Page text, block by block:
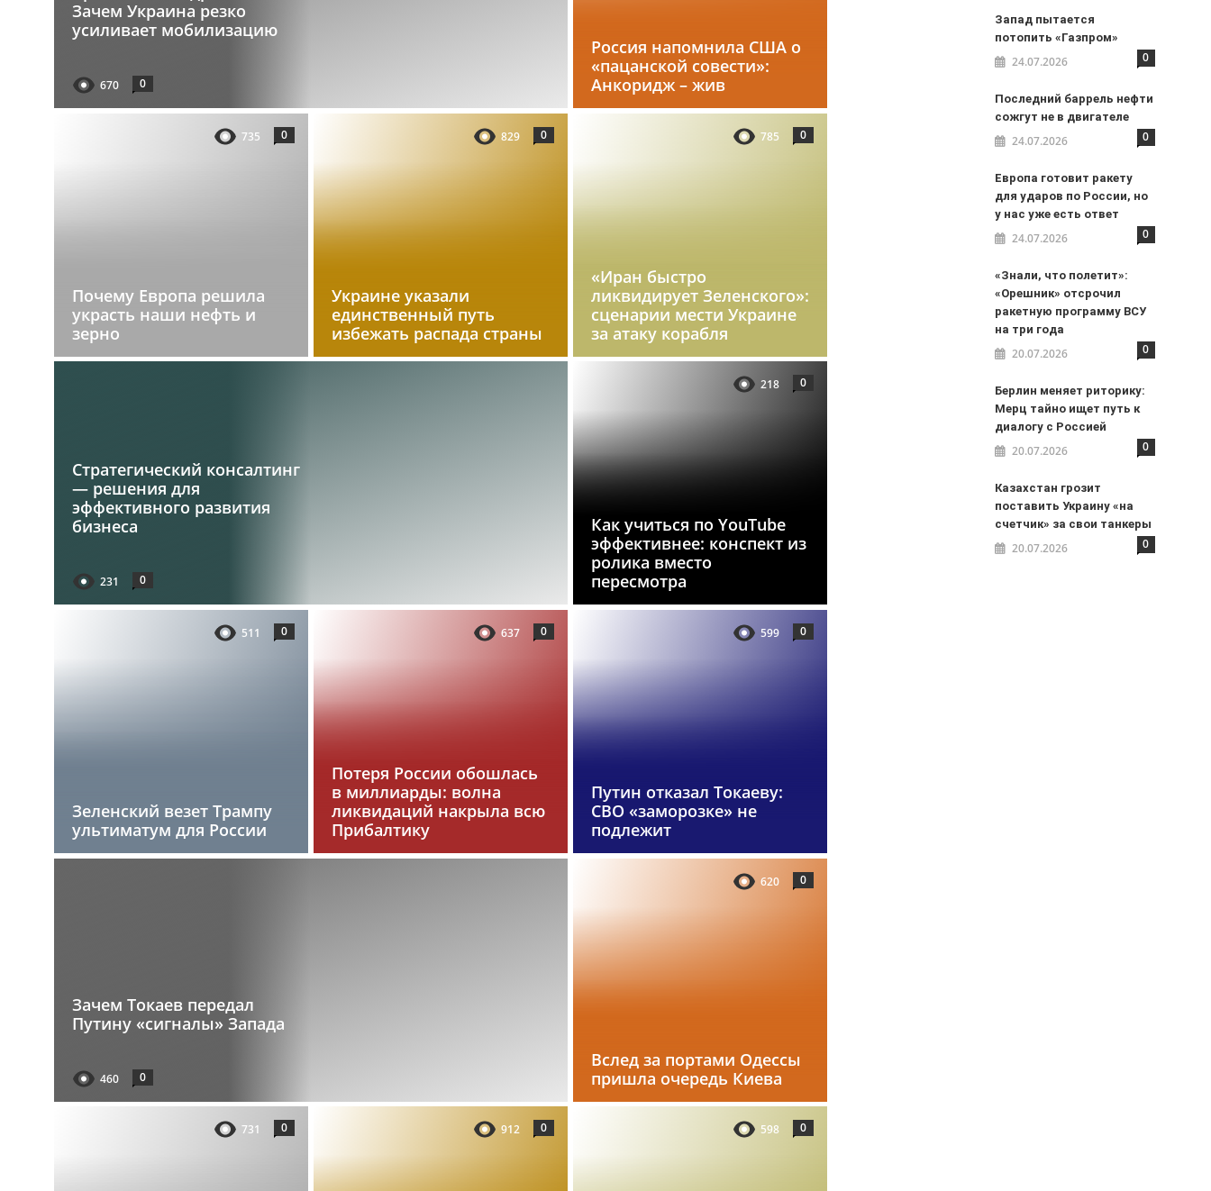
Зачем Украина резко
усиливает мобилизацию
670 0
Россия напомнила США о
«пацанской совести»:
Анкоридж – жив
Почему Европа решила
украсть наши нефть и
зерно
735 0
Украине указали
единственный путь
избежать распада страны
829 0
«Иран быстро
ликвидирует Зеленского»:
сценарии мести Украине
за атаку корабля
785 0
Стратегический консалтинг
— решения для
эффективного развития
бизнеса
231 0
Как учиться по YouTube
эффективнее: конспект из
ролика вместо
пересмотра
218 0
Зеленский везет Трампу
ультиматум для России
511 0
Потеря России обошлась
в миллиарды: волна
ликвидаций накрыла всю
Прибалтику
637 0
Путин отказал Токаеву:
СВО «заморозке» не
подлежит
599 0
Зачем Токаев передал
Путину «сигналы» Запада
460 0
Вслед за портами Одессы
пришла очередь Киева
620 0
731 0 912 0 598 0
Запад пытается
потопить «Газпром»
24.07.2026 0
Последний баррель нефти
сожгут не в двигателе
24.07.2026 0
Европа готовит ракету
для ударов по России, но
у нас уже есть ответ
24.07.2026 0
«Знали, что полетит»:
«Орешник» отсрочил
ракетную программу ВСУ
на три года
20.07.2026 0
Берлин меняет риторику:
Мерц тайно ищет путь к
диалогу с Россией
20.07.2026 0
Казахстан грозит
поставить Украину «на
счетчик» за свои танкеры
20.07.2026 0